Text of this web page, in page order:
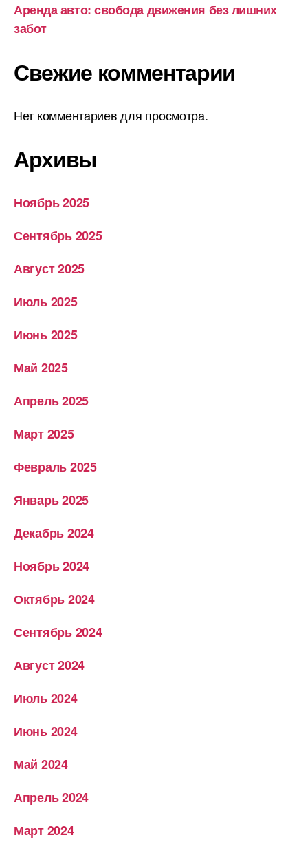
Аренда авто: свобода движения без лишних
забот
Свежие комментарии
Нет комментариев для просмотра.
Архивы
Ноябрь 2025
Сентябрь 2025
Август 2025
Июль 2025
Июнь 2025
Май 2025
Апрель 2025
Март 2025
Февраль 2025
Январь 2025
Декабрь 2024
Ноябрь 2024
Октябрь 2024
Сентябрь 2024
Август 2024
Июль 2024
Июнь 2024
Май 2024
Апрель 2024
Март 2024